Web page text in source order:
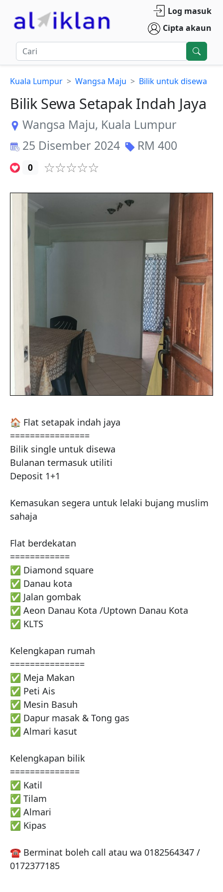
Log masuk
Cipta akaun
Kuala Lumpur Wangsa Maju Bilik untuk disewa
Bilik Sewa Setapak Indah Jaya
Wangsa Maju, Kuala Lumpur
25 Disember 2024
RM 400
0
🏠 Flat setapak indah jaya
================
Bilik single untuk disewa
Bulanan termasuk utiliti
Deposit 1+1
Kemasukan segera untuk lelaki bujang muslim
sahaja
Flat berdekatan
============
✅ Diamond square
✅ Danau kota
✅ Jalan gombak
✅ Aeon Danau Kota /Uptown Danau Kota
✅ KLTS
Kelengkapan rumah
===============
✅ Meja Makan
✅ Peti Ais
✅ Mesin Basuh
✅ Dapur masak & Tong gas
✅ Almari kasut
Kelengkapan bilik
==============
✅ Katil
✅ Tilam
✅ Almari
✅ Kipas
☎️ Berminat boleh call atau wa 0182564347 /
0172377185